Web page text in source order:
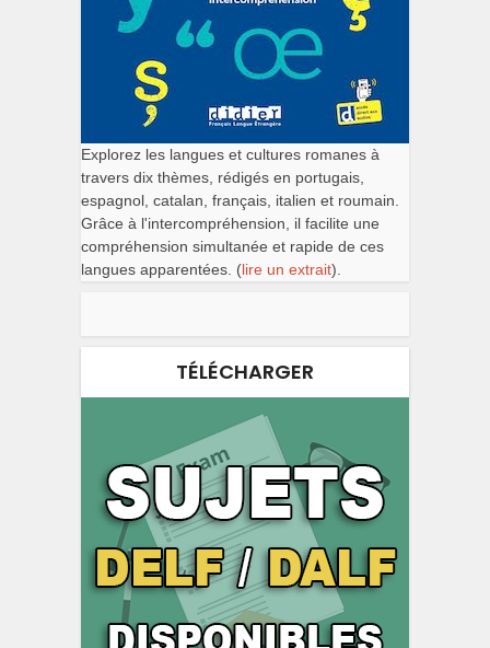
Explorez les langues et cultures romanes à
travers dix thèmes, rédigés en portugais,
espagnol, catalan, français, italien et roumain.
Grâce à l'intercompréhension, il facilite une
compréhension simultanée et rapide de ces
langues apparentées. (lire un extrait).
TÉLÉCHARGER